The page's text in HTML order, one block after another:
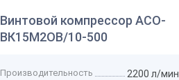
Винтовой компрессор АСО-
ВК15М2ОВ/10-500
Производительность 2200 л/мин